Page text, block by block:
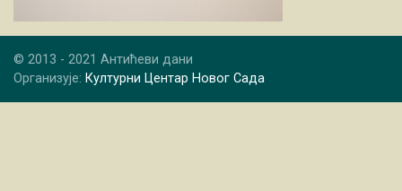
© 2013 - 2021 Антићеви дани
Организује: Културни Центар Новог Сада